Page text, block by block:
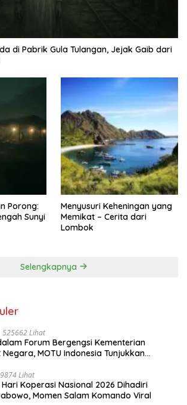
di Pabrik Gula Tulangan, Jejak Gaib dari
Porong:
Sunyi
Menyusuri Keheningan yang
Memikat – Cerita dari
Lombok
Selengkapnya
525662 Lihat
Forum Bergengsi Kementerian
MOTU Indonesia Tunjukkan
9874 Lihat
Koperasi Nasional 2026 Dihadiri
Momen Salam Komando Viral